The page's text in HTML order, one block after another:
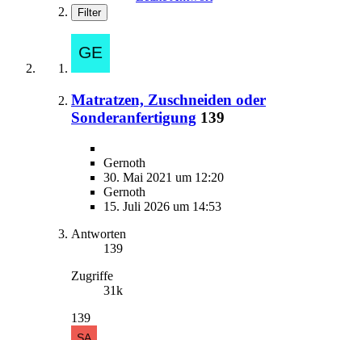
Filter
Matratzen, Zuschneiden oder
Sonderanfertigung 139
Gernoth
30. Mai 2021 um 12:20
Gernoth
15. Juli 2026 um 14:53
Antworten
139
Zugriffe
31k
139